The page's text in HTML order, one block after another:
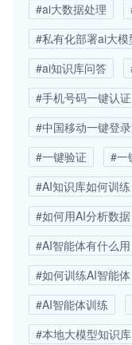
#ai大数据处理
#私有化部署ai大
#ai知识库问答
#手机号码一键认证
#中国移动一键登
#一键验证
#一
#AI知识库如何训练
#如何用AI分析数据
#AI智能体有什么用
#如何训练AI智能体
#AI智能体训练
#本地大模型知识库